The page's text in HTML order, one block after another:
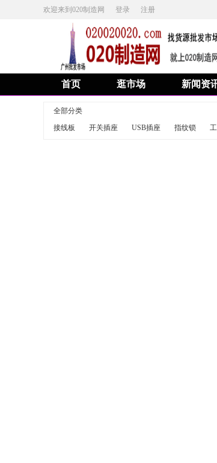
欢迎来到020制造网 登录 注册
首页 逛市场 新闻资
全部分类
接线板
开关插座 USB插座 指纹锁